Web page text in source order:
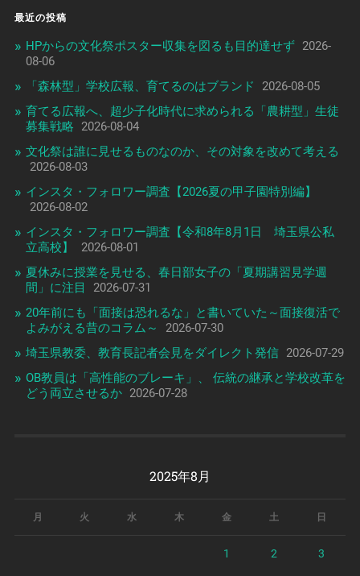
最近の投稿
HPからの文化祭ポスター収集を図るも目的達せず 2026-
08-06
「森林型」学校広報、育てるのはブランド
2026-08-05
育てる広報へ、超少子化時代に求められる「農耕型」生徒
募集戦略
2026-08-04
文化祭は誰に見せるものなのか、その対象を改めて考える
2026-08-03
インスタ・フォロワー調査【2026夏の甲子園特別編】
2026-08-02
インスタ・フォロワー調査【令和8年8月1日 埼玉県公私
立高校】
2026-08-01
夏休みに授業を見せる、春日部女子の「夏期講習見学週
間」に注目
2026-07-31
20年前にも「面接は恐れるな」と書いていた～面接復活で
よみがえる昔のコラム～
2026-07-30
埼玉県教委、教育長記者会見をダイレクト発信 2026-07-29
OB教員は「高性能のブレーキ」、 伝統の継承と学校改革を
どう両立させるか 2026-07-28
2025年8月
月 火 水 木 金 土 日
1 2 3